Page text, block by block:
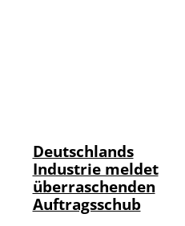
Deutschlands
Industrie meldet
überraschenden
Auftragsschub